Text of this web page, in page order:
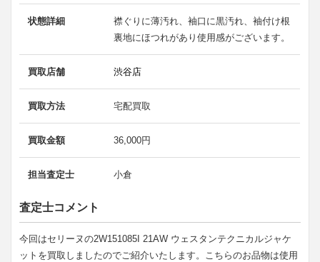
状態詳細
襟ぐりに薄汚れ、袖口に黒汚れ、袖付け根
裏地にほつれがあり使用感がございます。
買取店舗 渋谷店
買取方法 宅配買取
買取金額 36,000円
担当査定士 小倉
査定士コメント
今回はセリーヌの2W151085I 21AW ウェスタンテクニカルジャケ
ットを買取しましたのでご紹介いたします。こちらのお品物は使用